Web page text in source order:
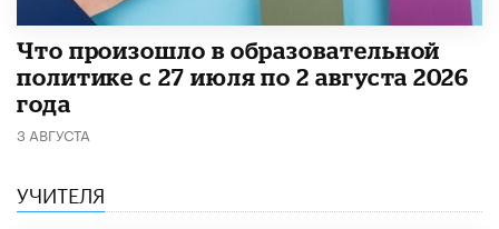
​Что произошло в образовательной
политике с 27 июля по 2 августа 2026
года
3 АВГУСТА
УЧИТЕЛЯ